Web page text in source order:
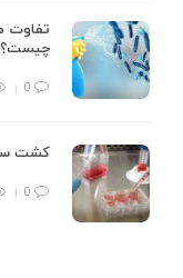
تفاوت
چیست؟
0
کشت
0